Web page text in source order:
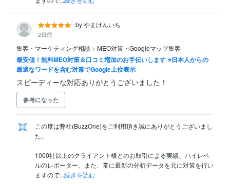
by やまけんいち
2日前
集客・マーケティング相談 > MEO対策・Googleマップ集客
最安値！無料MEO対策＆口コミ増加のお手伝いします ⭐️日本人からの
最適なワードを含む対策でGoogle上位表示
スピーディーな対応ありがとうございました！
参考になった
この度は弊社(BuzzOne)をご利用頂き誠にありがとうございまし
た。
1000社以上のクライアント様とのお取引による実績、ハイレベ
ルのレポーター、また、常に最新の分析データを元に対策を行い
ますので...続きを読む